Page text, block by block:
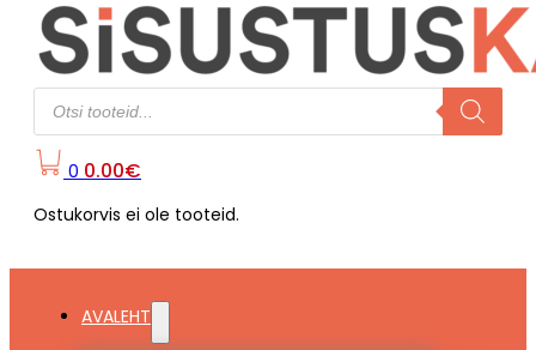
Products
search
0 0.00€
Ostukorvis ei ole tooteid.
AVALEHT